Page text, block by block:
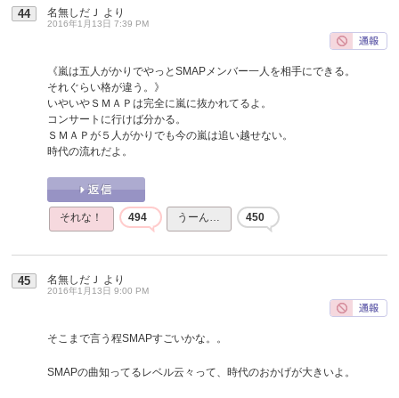
44 名無しだＪ より
2016年1月13日 7:39 PM
《嵐は五人がかりでやっとSMAPメンバー一人を相手にできる。
それぐらい格が違う。》
いやいやＳＭＡＰは完全に嵐に抜かれてるよ。
コンサートに行けば分かる。
ＳＭＡＰが５人がかりでも今の嵐は追い越せない。
時代の流れだよ。
それな！ 494 うーん… 450
45 名無しだＪ より
2016年1月13日 9:00 PM
そこまで言う程SMAPすごいかな。。
SMAPの曲知ってるレベル云々って、時代のおかげが大きいよ。